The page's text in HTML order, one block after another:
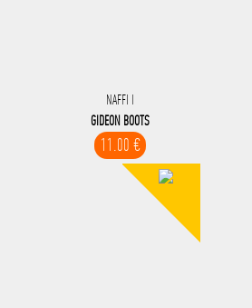
NAFFI I
GIDEON BOOTS
11.00 €